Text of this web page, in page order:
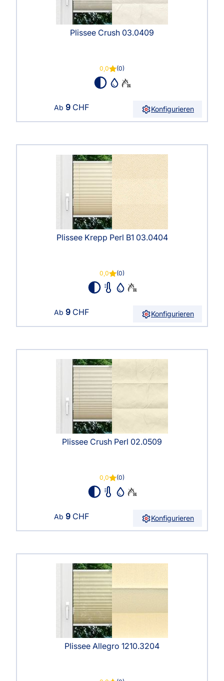
Plissee Crush 03.0409
0,0 (0)
Ab 9 CHF Konfigurieren
Plissee Krepp Perl B1 03.0404
0,0 (0)
Ab 9 CHF Konfigurieren
Plissee Crush Perl 02.0509
0,0 (0)
Ab 9 CHF Konfigurieren
Plissee Allegro 1210.3204